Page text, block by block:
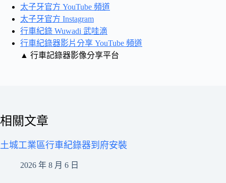
太子牙官方 YouTube 頻道
太子牙官方 Instagram
行車紀錄 Wuwadi 武哇滴
行車紀錄器影片分享 YouTube 頻道
▲ 行車記錄器影像分享平台
相關文章
土城工業區行車紀錄器到府安裝
2026 年 8 月 6 日